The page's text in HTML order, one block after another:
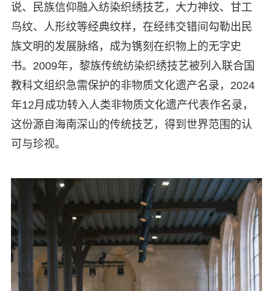
说、民族信仰融入纺染织绣技艺，大力神纹、甘工
鸟纹、人形纹等经典纹样，在经纬交错间勾勒出民
族文明的发展脉络，成为镌刻在织物上的无字史
书。2009年，黎族传统纺染织绣技艺被列入联合国
教科文组织急需保护的非物质文化遗产名录，2024
年12月成功转入人类非物质文化遗产代表作名录，
这份源自海南深山的传统技艺，得到世界范围的认
可与珍视。